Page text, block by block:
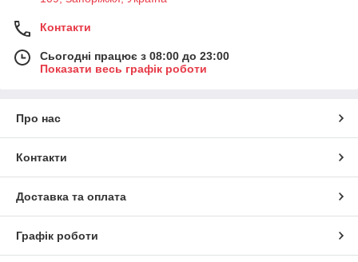
Контакти
Сьогодні працює з 08:00 до 23:00
Показати весь графік роботи
Про нас
Контакти
Доставка та оплата
Графік роботи